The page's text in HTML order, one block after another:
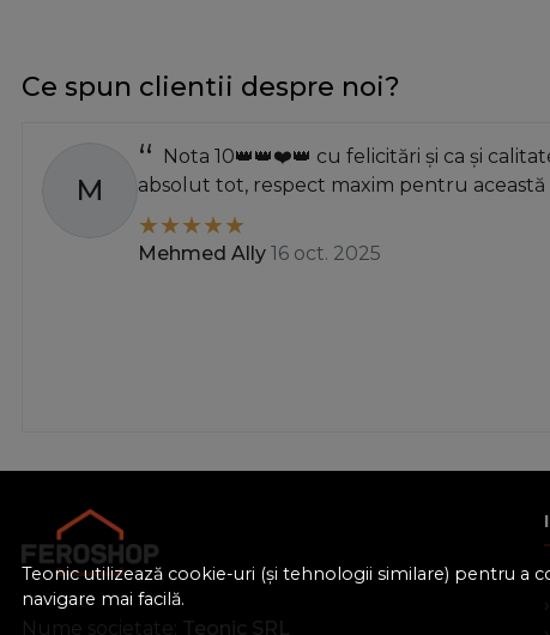
78mm
86-- 52
107
109-- 69
110-- 50
110
Teonic utilizează cookie-uri (și tehnologii similare) pentru
navigare mai facilă.
Ce spun clientii despre noi?
M
Nota 10👑👑❤️👑 cu felicitări și ca și
absolut tot, respect maxim pentru această
Mehmed Ally 16 oct. 2025
Nume societate: Teonic SRL